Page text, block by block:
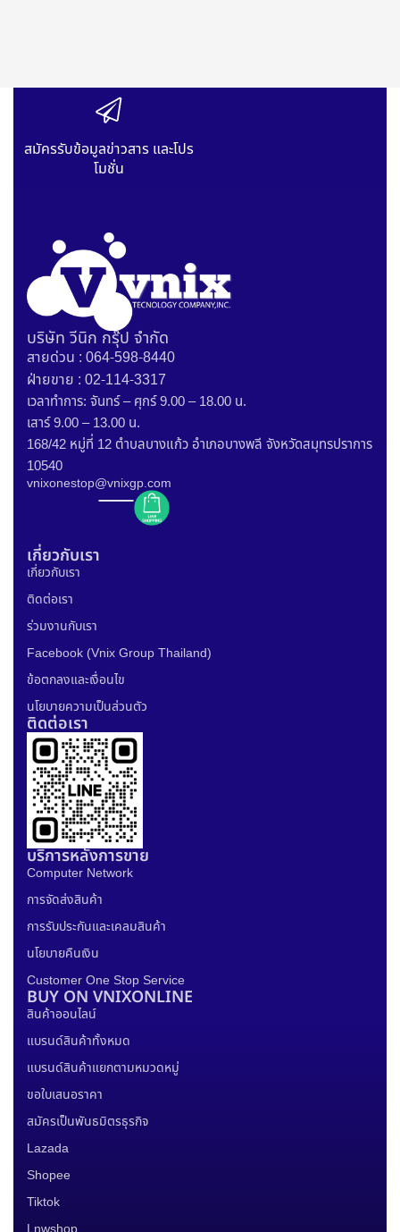
สมัครรับข้อมูลข่าวสาร และโปร
โมชั่น
บริษัท วีนิก กรุ๊ป จำกัด
สายด่วน : 064-598-8440
ฝ่ายขาย : 02-114-3317
เวลาทำการ: จันทร์ – ศุกร์ 9.00 – 18.00 น.
เสาร์ 9.00 – 13.00 น.
168/42 หมู่ที่ 12 ตำบลบางแก้ว อำเภอบางพลี จังหวัดสมุทรปราการ
10540
vnixonestop@vnixgp.com
เกี่ยวกับเรา
เกี่ยวกับเรา
ติดต่อเรา
ร่วมงานกับเรา
Facebook (Vnix Group Thailand)
ข้อตกลงและเงื่อนไข
นโยบายความเป็นส่วนตัว
ติดต่อเรา
บริการหลังการขาย
Computer Network
การจัดส่งสินค้า
การรับประกันและเคลมสินค้า
นโยบายคืนเงิน
Customer One Stop Service
BUY ON VNIXONLINE
สินค้าออนไลน์
แบรนด์สินค้าทั้งหมด
แบรนด์สินค้าแยกตามหมวดหมู่
ขอใบเสนอราคา
สมัครเป็นพันธมิตรธุรกิจ
Lazada
Shopee
Tiktok